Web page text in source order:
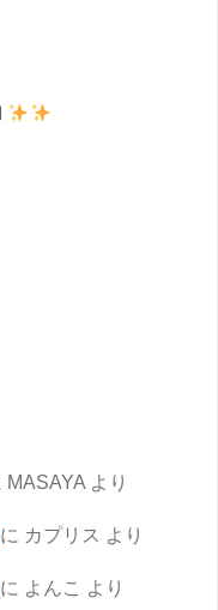
MASAYAより
に カプリス より
に よんこ より